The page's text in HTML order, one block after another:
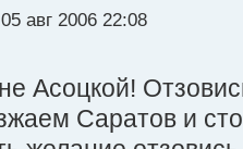
авг 2006 22:08
Асоцкой!
Саратов и